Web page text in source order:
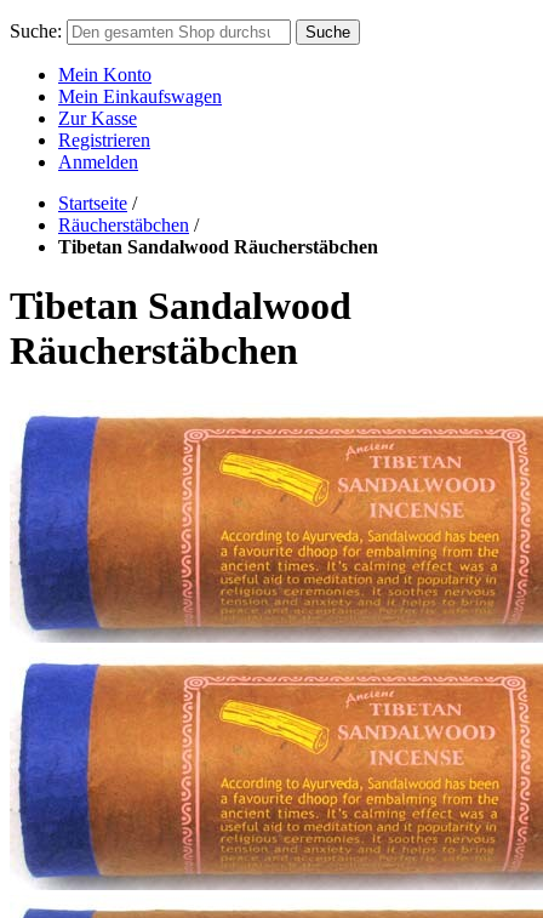
Suche: Suche
Mein Konto
Mein Einkaufswagen
Zur Kasse
Registrieren
Anmelden
Startseite /
Räucherstäbchen /
Tibetan Sandalwood Räucherstäbchen
Tibetan Sandalwood
Räucherstäbchen